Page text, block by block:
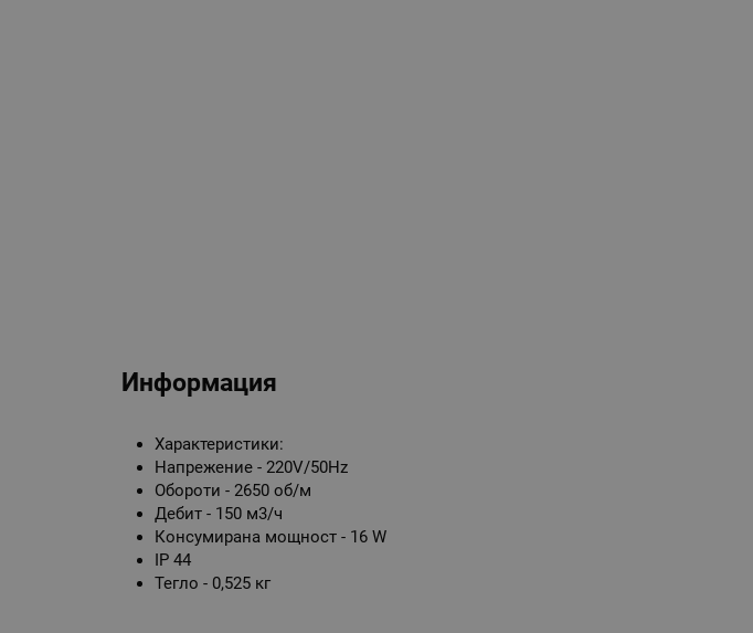
Информация
Характеристики:
Напрежение - 220V/50Hz
Обороти - 2650 об/м
Дебит - 150 м3/ч
Консумирана мощност - 16 W
IP 44
Тегло - 0,525 кг